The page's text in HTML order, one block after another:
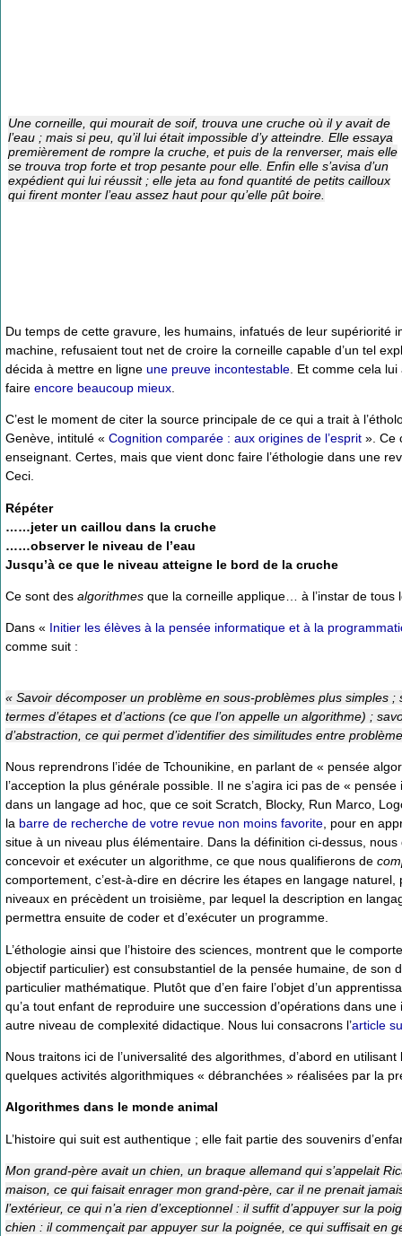
Une corneille, qui mourait de soif, trouva une cruche où il y avait de
l’eau ; mais si peu, qu’il lui était impossible d’y atteindre. Elle essaya
premièrement de rompre la cruche, et puis de la renverser, mais elle
se trouva trop forte et trop pesante pour elle. Enfin elle s’avisa d’un
expédient qui lui réussit ; elle jeta au fond quantité de petits cailloux
qui firent monter l’eau assez haut pour qu’elle pût boire.
Du temps de cette gravure, les humains, infatués de leur supériorité
machine, refusaient tout net de croire la corneille capable d’un tel
décida à mettre en ligne une preuve incontestable . Et comme cela
faire encore beaucoup mieux
C’est le moment de citer la source principale de ce qui a trait à
Genève, intitulé « Cognition comparée : aux origines de l’esprit ». Ce
enseignant. Certes, mais que vient donc faire l’éthologie dans une
Ceci.
Répéter
……jeter un caillou dans la cruche
……observer le niveau de l’eau
Jusqu’à ce que le niveau atteigne le bord de la cruche
Ce sont des algorithmes que la corneille applique… à l’instar de
Dans « Initier les élèves à la pensée informatique et à la
comme suit :
« Savoir décomposer un problème en sous-problèmes plus simples
termes d’étapes et d’actions (ce que l’on appelle un algorithme) ;
d’abstraction, ce qui permet d’identifier des similitudes entre
Nous reprendrons l’idée de Tchounikine, en parlant de « pensée
l’acception la plus générale possible. Il ne s’agira ici pas de «
dans un langage ad hoc, que ce soit Scratch, Blocky, Run Marco,
la barre de recherche de votre revue non moins favorite, pour en
situe à un niveau plus élémentaire. Dans la définition ci-dessus,
concevoir et exécuter un algorithme, ce que nous qualifierons de
comportement, c’est-à-dire en décrire les étapes en langage
niveaux en précèdent un troisième, par lequel la description en
permettra ensuite de coder et d’exécuter un programme.
L’éthologie ainsi que l’histoire des sciences, montrent que le
objectif particulier) est consubstantiel de la pensée humaine, de son
particulier mathématique. Plutôt que d’en faire l’objet d’un
qu’a tout enfant de reproduire une succession d’opérations dans
autre niveau de complexité didactique. Nous lui consacrons l’article
Nous traitons ici de l’universalité des algorithmes, d’abord en
quelques activités algorithmiques « débranchées » réalisées par la
Algorithmes dans le monde animal
L’histoire qui suit est authentique ; elle fait partie des souvenirs
Mon grand-père avait un chien, un braque allemand qui s’appelait
maison, ce qui faisait enrager mon grand-père, car il ne prenait
l’extérieur, ce qui n’a rien d’exceptionnel : il suffit d’appuyer sur la
chien : il commençait par appuyer sur la poignée, ce qui suffisait en